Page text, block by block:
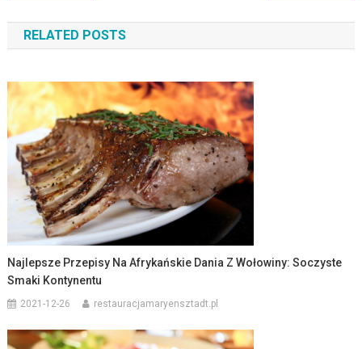
wpisu
RELATED POSTS
Najlepsze Przepisy Na Afrykańskie Dania Z Wołowiny: Soczyste
Smaki Kontynentu
2021-12-26 restauracjamaryensztadt.pl